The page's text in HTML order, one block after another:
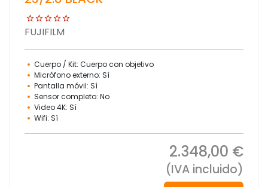
FUJIFILM
Cuerpo / Kit: Cuerpo con objetivo
Micrófono externo: Sí
Pantalla móvil: Sí
Sensor completo: No
Video 4K: Sí
Wifi: Sí
2.348,00 €
(IVA incluido)